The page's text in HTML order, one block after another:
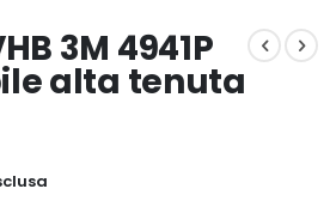
3M 4941P
alta tenuta